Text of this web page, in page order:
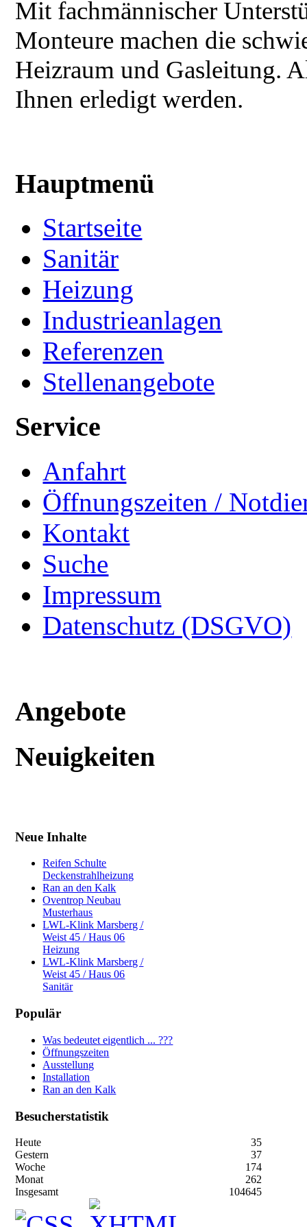
Mit fachmännischer
Monteure machen die
Heizraum und Gasleitung.
Ihnen erledigt werden.
Hauptmenü
Startseite
Sanitär
Heizung
Industrieanlagen
Referenzen
Stellenangebote
Service
Anfahrt
Öffnungszeiten /
Kontakt
Suche
Impressum
Datenschutz (DSGVO)
Angebote
Neuigkeiten
Neue Inhalte
Reifen Schulte
Deckenstrahlheizung
Ran an den Kalk
Oventrop Neubau
Musterhaus
LWL-Klink Marsberg /
Weist 45 / Haus 06
Heizung
LWL-Klink Marsberg /
Weist 45 / Haus 06
Sanitär
Populär
Was bedeutet eigentlich ... ???
Öffnungszeiten
Ausstellung
Installation
Ran an den Kalk
Besucherstatistik
Heute
35
Gestern
37
Woche
174
Monat
262
Insgesamt
104645